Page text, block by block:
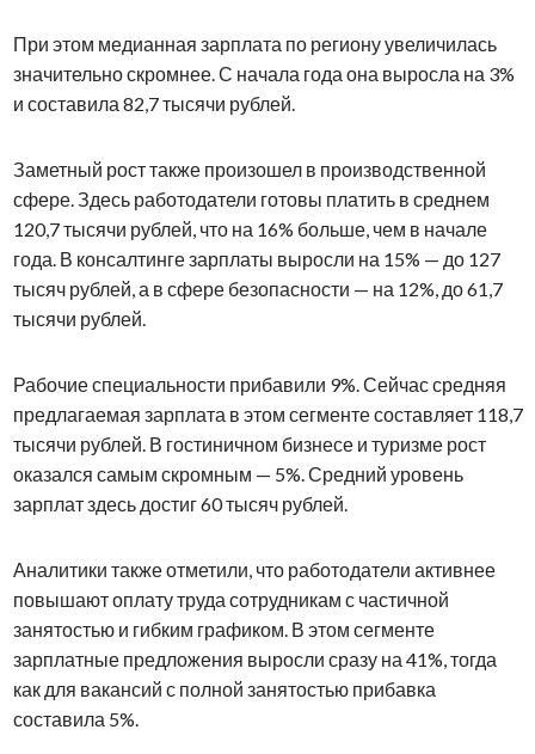
При этом медианная зарплата по региону увеличилась
значительно скромнее. С начала года она выросла на 3%
и составила 82,7 тысячи рублей.
Заметный рост также произошел в производственной
сфере. Здесь работодатели готовы платить в среднем
120,7 тысячи рублей, что на 16% больше, чем в начале
года. В консалтинге зарплаты выросли на 15% — до 127
тысяч рублей, а в сфере безопасности — на 12%, до 61,7
тысячи рублей.
Рабочие специальности прибавили 9%. Сейчас средняя
предлагаемая зарплата в этом сегменте составляет 118,7
тысячи рублей. В гостиничном бизнесе и туризме рост
оказался самым скромным — 5%. Средний уровень
зарплат здесь достиг 60 тысяч рублей.
Аналитики также отметили, что работодатели активнее
повышают оплату труда сотрудникам с частичной
занятостью и гибким графиком. В этом сегменте
зарплатные предложения выросли сразу на 41%, тогда
как для вакансий с полной занятостью прибавка
составила 5%.